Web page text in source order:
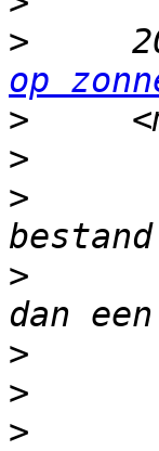
>
op
>
>
>
>
>
>
>